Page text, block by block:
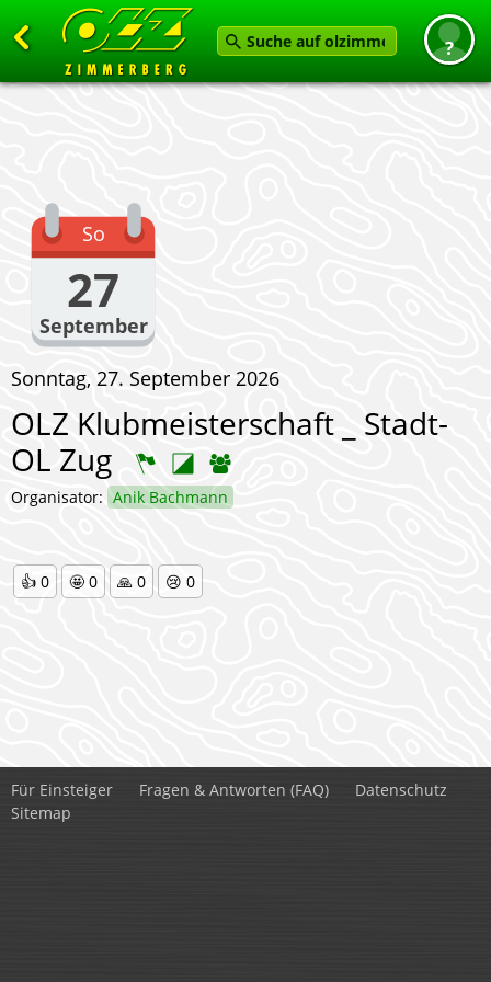
Termine
Angebot
Karten
Service
Verein
Feedback geben
So
27
September
Sonntag, 27. September 2026
OLZ Klubmeisterschaft _ Stadt-
OL Zug
Organisator: Anik Bachmann
👍 0 🤩 0 🙏 0 😢 0
Für Einsteiger Fragen & Antworten (FAQ)
Datenschutz
Sitemap